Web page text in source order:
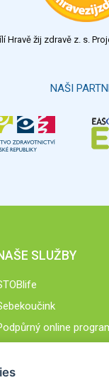
žij zdravě z. s.
NAŠI
SLUŽBY
online